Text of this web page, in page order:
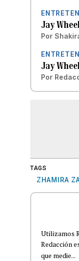
Jay
Por
Jay
Por
TAGS
ZHAMIRA
Utilizamos
Redacción
que medie...